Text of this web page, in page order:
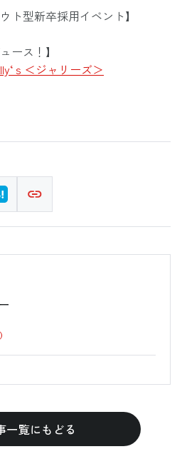
ト型新卒採用イベント】
ース！】
ｓ＜ジャリーズ＞
一覧にもどる